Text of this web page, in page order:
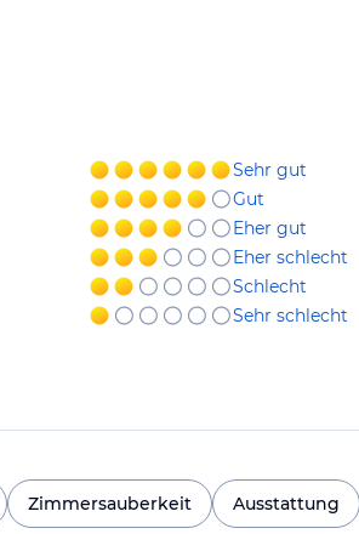
Sehr gut
Gut
Eher gut
Eher schlecht
Schlecht
Sehr schlecht
Zimmersauberkeit Ausstattung